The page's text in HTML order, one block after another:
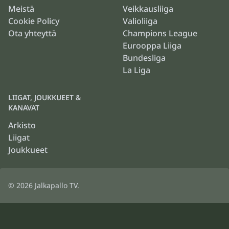
Meistä
Cookie Policy
Ota yhteyttä
Veikkausliiga
Valioliiga
Champions League
Eurooppa Liiga
Bundesliga
La Liga
LIIGAT, JOUKKUEET &
KANAVAT
Arkisto
Liigat
Joukkueet
© 2026 Jalkapallo TV.